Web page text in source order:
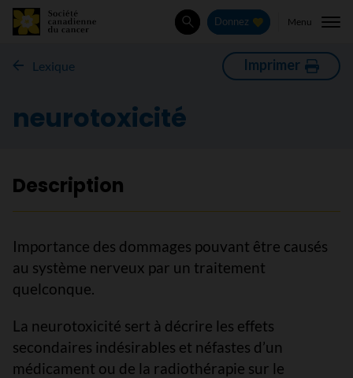
Rechercher
Donnez Menu
Lexique Imprimer
neurotoxicité
Description
Importance des dommages pouvant être causés
au système nerveux par un traitement
quelconque.
La neurotoxicité sert à décrire les effets
secondaires indésirables et néfastes d’un
médicament ou de la radiothérapie sur le